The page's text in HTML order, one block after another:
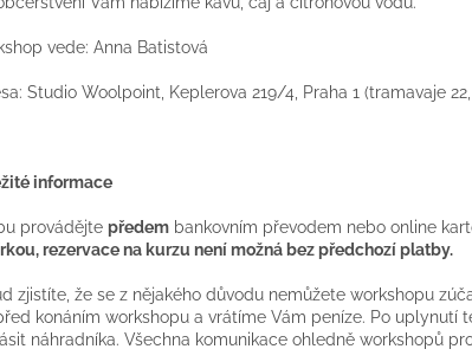
vede: Anna Batistová
Studio Woolpoint, Keplerova 219/4, Praha 1 (tramavaje
informace
provádějte předem bankovním převodem nebo online
rezervace na kurzu není možná bez předchozí platby.
zjistíte, že se z nějakého důvodu nemůžete workshopu
konáním workshopu a vrátíme Vám peníze. Po uplynutí
náhradníka. Všechna komunikace ohledně workshopů